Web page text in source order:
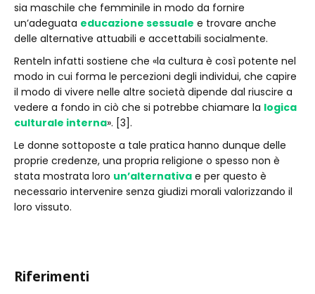
sia maschile che femminile in modo da fornire
un’adeguata educazione sessuale e trovare anche
delle alternative attuabili e accettabili socialmente.
Renteln infatti sostiene che «la cultura è così potente nel
modo in cui forma le percezioni degli individui, che capire
il modo di vivere nelle altre società dipende dal riuscire a
vedere a fondo in ciò che si potrebbe chiamare la logica
culturale interna». [3].
Le donne sottoposte a tale pratica hanno dunque delle
proprie credenze, una propria religione o spesso non è
stata mostrata loro un’alternativa e per questo è
necessario intervenire senza giudizi morali valorizzando il
loro vissuto.
Riferimenti